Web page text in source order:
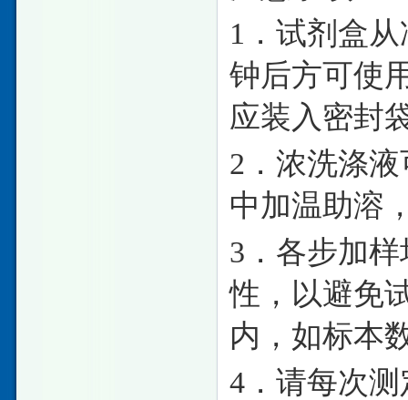
1．试剂盒
钟后方可使
应装入密封
2．浓洗涤
中加温助溶
3．各步加
性，以避免
内，如标本
4．请每次